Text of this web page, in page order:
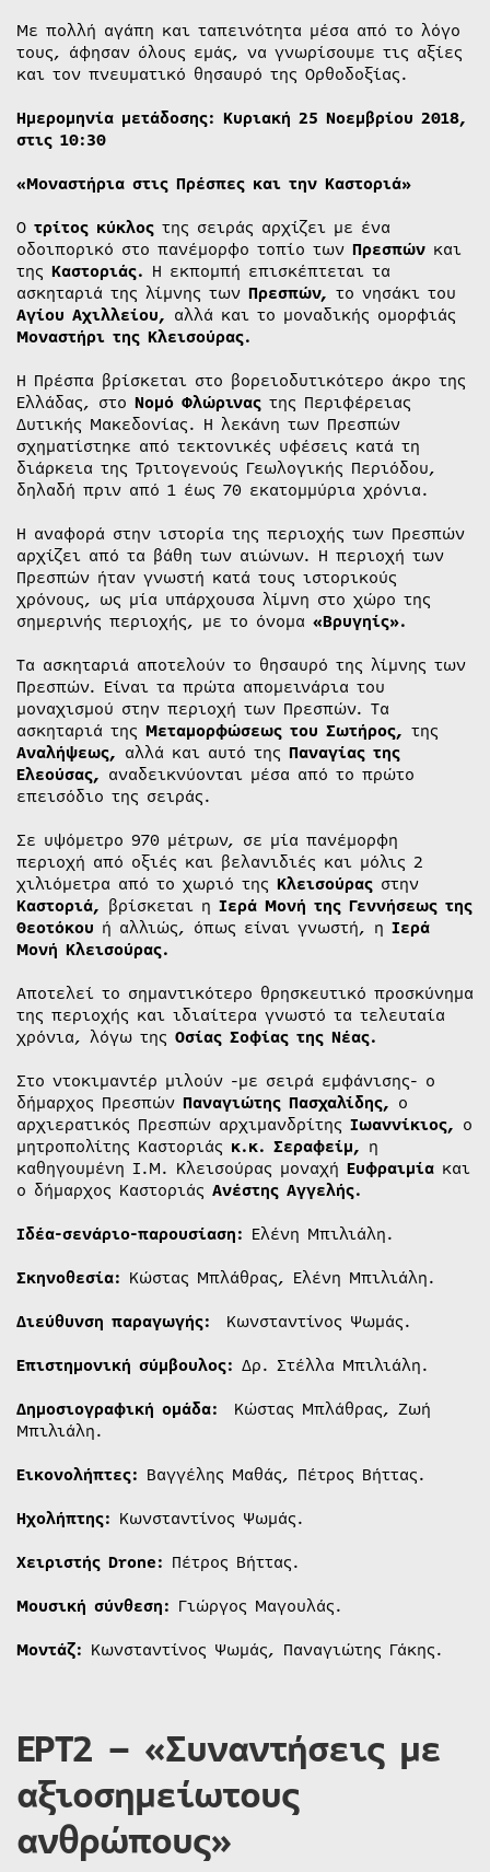
Με πολλή αγάπη και ταπεινότητα μέσα από το λόγο
τους, άφησαν όλους εμάς, να γνωρίσουμε τις αξίες
και τον πνευματικό θησαυρό της Ορθοδοξίας.
Ημερομηνία μετάδοσης: Kυριακή 25 Νοεμβρίου 2018,
στις 10:30
«Μοναστήρια στις Πρέσπες και την Καστοριά»
Ο τρίτος κύκλος της σειράς αρχίζει με ένα
οδοιπορικό στο πανέμορφο τοπίο των Πρεσπών και
της Καστοριάς. Η εκπομπή επισκέπτεται τα
ασκηταριά της λίμνης των Πρεσπών, το νησάκι του
Αγίου Αχιλλείου, αλλά και το μοναδικής ομορφιάς
Μοναστήρι της Κλεισούρας.
Η Πρέσπα βρίσκεται στο βορειοδυτικότερο άκρο της
Ελλάδας, στο Νομό Φλώρινας της Περιφέρειας
Δυτικής Μακεδονίας. Η λεκάνη των Πρεσπών
σχηματίστηκε από τεκτονικές υφέσεις κατά τη
διάρκεια της Τριτογενούς Γεωλογικής Περιόδου,
δηλαδή πριν από 1 έως 70 εκατομμύρια χρόνια.
Η αναφορά στην ιστορία της περιοχής των Πρεσπών
αρχίζει από τα βάθη των αιώνων. Η περιοχή των
Πρεσπών ήταν γνωστή κατά τους ιστορικούς
χρόνους, ως μία υπάρχουσα λίμνη στο χώρο της
σημερινής περιοχής, με το όνομα «Βρυγηίς».
Τα ασκηταριά αποτελούν το θησαυρό της λίμνης των
Πρεσπών. Είναι τα πρώτα απομεινάρια του
μοναχισμού στην περιοχή των Πρεσπών. Τα
ασκηταριά της Μεταμορφώσεως του Σωτήρος, της
Αναλήψεως, αλλά και αυτό της Παναγίας της
Ελεούσας, αναδεικνύονται μέσα από το πρώτο
επεισόδιο της σειράς.
Σε υψόμετρο 970 μέτρων, σε μία πανέμορφη
περιοχή από οξιές και βελανιδιές και μόλις 2
χιλιόμετρα από το χωριό της Κλεισούρας στην
Καστοριά, βρίσκεται η Ιερά Μονή της Γεννήσεως της
Θεοτόκου ή αλλιώς, όπως είναι γνωστή, η Ιερά
Μονή Κλεισούρας.
Αποτελεί το σημαντικότερο θρησκευτικό προσκύνημα
της περιοχής και ιδιαίτερα γνωστό τα τελευταία
χρόνια, λόγω της Οσίας Σοφίας της Νέας.
Στο ντοκιμαντέρ μιλούν -με σειρά εμφάνισης- ο
δήμαρχος Πρεσπών Παναγιώτης Πασχαλίδης, ο
αρχιερατικός Πρεσπών αρχιμανδρίτης Ιωαννίκιος, ο
μητροπολίτης Καστοριάς κ.κ. Σεραφείμ, η
καθηγουμένη Ι.Μ. Κλεισούρας μοναχή Ευφραιμία και
ο δήμαρχος Καστοριάς Ανέστης Αγγελής.
Ιδέα-σενάριο-παρουσίαση: Ελένη Μπιλιάλη.
Σκηνοθεσία: Κώστας Μπλάθρας, Ελένη Μπιλιάλη.
Διεύθυνση παραγωγής: Κωνσταντίνος Ψωμάς.
Επιστημονική σύμβουλος: Δρ. Στέλλα Μπιλιάλη.
Δημοσιογραφική ομάδα: Κώστας Μπλάθρας, Ζωή
Μπιλιάλη.
Εικονολήπτες: Βαγγέλης Μαθάς, Πέτρος Βήττας.
Ηχολήπτης: Κωνσταντίνος Ψωμάς.
Χειριστής Drone: Πέτρος Βήττας.
Μουσική σύνθεση: Γιώργος Μαγουλάς.
Μοντάζ: Κωνσταντίνος Ψωμάς, Παναγιώτης Γάκης.
ΕΡΤ2 – «Συναντήσεις με
αξιοσημείωτους
ανθρώπους»